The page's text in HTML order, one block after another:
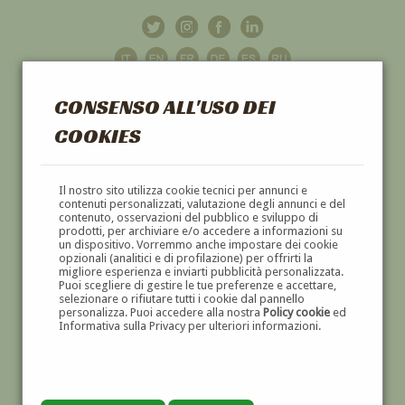
CONSENSO ALL'USO DEI
COOKIES
Il nostro sito utilizza cookie tecnici per annunci e
contenuti personalizzati, valutazione degli annunci e del
contenuto, osservazioni del pubblico e sviluppo di
prodotti, per archiviare e/o accedere a informazioni su
un dispositivo. Vorremmo anche impostare dei cookie
opzionali (analitici e di profilazione) per offrirti la
migliore esperienza e inviarti pubblicità personalizzata.
Puoi scegliere di gestire le tue preferenze e accettare,
selezionare o rifiutare tutti i cookie dal pannello
personalizza. Puoi accedere alla nostra Policy cookieed
Informativa sulla Privacy per ulteriori informazioni.
GALLERIAD'ARTE
DIPINTI E SCULTURE '800 E '900